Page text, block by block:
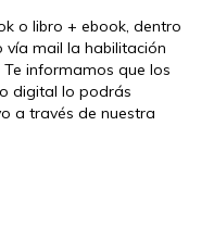
o libro + ebook, dentro
vía mail la habilitación
informamos que los
digital lo podrás
a través de nuestra